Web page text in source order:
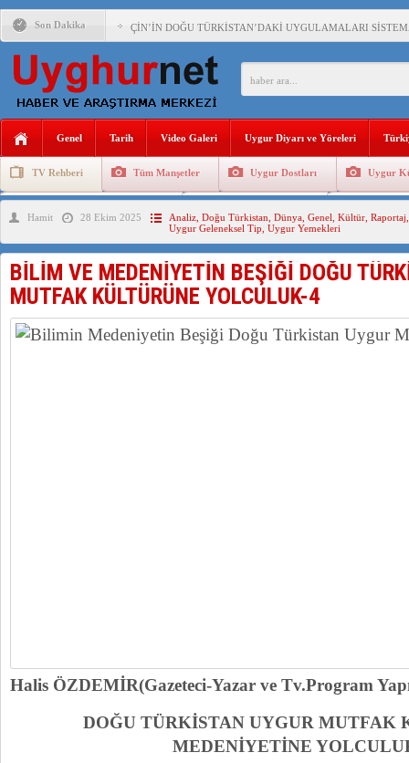
Son Dakika ÇİN’İN DOĞU TÜRKİSTAN’DAKİ UYGULAMALARI
DİYANET AKADEMİSİ BAŞKANI DOÇ.DR.KAAN : DOĞU
ÇİN’İN UYGUR POLİTİKALARINI ÖVEN DİYANET
MHP’DEN URUMÇİ KATLİAMI MESAJİ : 05.07.2009
İŞGALCİ ÇİN’DEN “FETİHLER SULTANI
Genel Tarih Video Galeri Uygur Diyarı ve Yöreleri
TV Rehberi Tüm Manşetler Uygur Dostları Uygur
Uygurlarda Düğün ve Cenaze
Hamit 28 Ekim 2025 Analiz Doğu Türkistan Dünya Genel Kültür Raportaj
Uygur Geleneksel Tip Uygur Yemekleri
BİLİM VE MEDENİYETİN BEŞİĞİ DOĞU
MUTFAK KÜLTÜRÜNE YOLCULUK-4
Halis ÖZDEMİR(Gazeteci-Yazar ve Tv.Program
DOĞU TÜRKİSTAN UYGUR MUTFAK
MEDENİYETİNE